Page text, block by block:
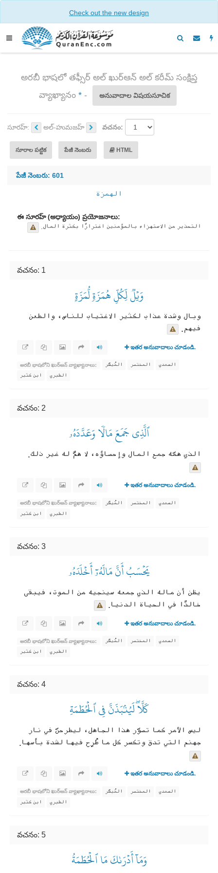
Check out the new design
అరబీ భాషలో తఫ్సీర్ అల్ ఖుర్ఆన్ అల్ కరీమ్ సంక్షిప్త
వ్యాఖ్యానం *- అనువాదాల విషయసూచిక
సూరహ్: అల్-హుమజహ్ వచనం:
సూరాల పట్టిక పేజీ నెంబరు HTML
పేజీ నెంబరు: 601
الهمزة
ఈ సూరహ్ (అధ్యాయం) ప్రయోజనాలు:
التحذير من الاستهزاء بالمؤمنين اغترارًا بكثرة المال.
వచనం: 1
وَيۡلٞ لِّكُلِّ هُمَزَةٖ لُّمَزَةٍ
وبال وشدة عذاب لكثير الاغتياب للناس، والطعن
فيهم.
ఇతర అనువాదాలు చూడండి.
అరబీ భాషలోని ఖుర్ఆన్ వ్యాఖ్యానాలు: المُيسَّر المختصر
السعدي
ابن كثير
الطبري
వచనం: 2
ٱلَّذِي جَمَعَ مَالٗا وَعَدَّدَهُۥ
الذي همّه جمع المال وإحصاؤه، لا همَّ له غير ذلك.
ఇతర అనువాదాలు చూడండి.
అరబీ భాషలోని ఖుర్ఆన్ వ్యాఖ్యానాలు: المُيسَّر المختصر
السعدي
ابن كثير
الطبري
వచనం: 3
يَحۡسَبُ أَنَّ مَالَهُۥٓ أَخۡلَدَهُۥ
يظن أن ماله الذي جمعه سينجيه من الموت، فيبقى
خالدًا في الحياة الدنيا.
ఇతర అనువాదాలు చూడండి.
అరబీ భాషలోని ఖుర్ఆన్ వ్యాఖ్యానాలు: المُيسَّر المختصر
السعدي
ابن كثير
الطبري
వచనం: 4
كَلَّاۖ لَيُنۢبَذَنَّ فِي ٱلۡحُطَمَةِ
ليس الأمر كما تصوّر هذا الجاهل، ليطرحنّ في نار
جهنم التي تدق وتكسر كل ما طُرِح فيها لشدة بأسها.
ఇతర అనువాదాలు చూడండి.
అరబీ భాషలోని ఖుర్ఆన్ వ్యాఖ్యానాలు: المُيسَّر المختصر
السعدي
ابن كثير
الطبري
వచనం: 5
وَمَآ أَدۡرَىٰكَ مَا ٱلۡحُطَمَةُ